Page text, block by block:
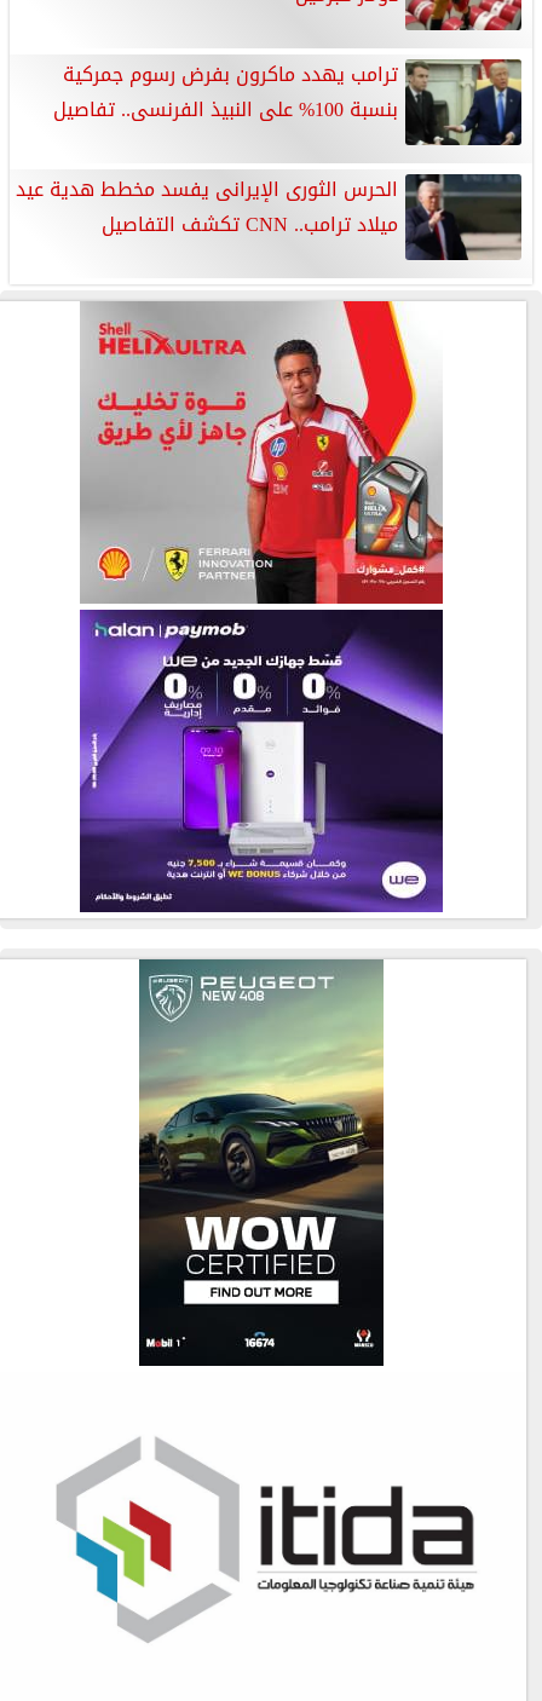
ترامب يهدد ماكرون بفرض رسوم جمركية
بنسبة 100% على النبيذ الفرنسى.. تفاصيل
الحرس الثورى الإيرانى يفسد مخطط هدية عيد
ميلاد ترامب.. CNN تكشف التفاصيل